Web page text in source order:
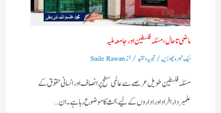
ماضی تا حال، مسئلہ فلسطین اور جامعہ ملیہ
ایک تبصرہ چھوڑیں/تجزیہ و تنقید/ ازSaile Rawan
مسئلہ فلسطین طویل عرصے سے عالمی سطح پر انصاف اور انسانی حقوق کے
علمبردار افراد اور اداروں کے لیے بحث کا موضوع رہا ہے۔ ان…